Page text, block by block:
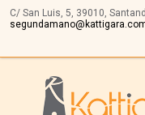
C/ San Luis, 5, 39010,